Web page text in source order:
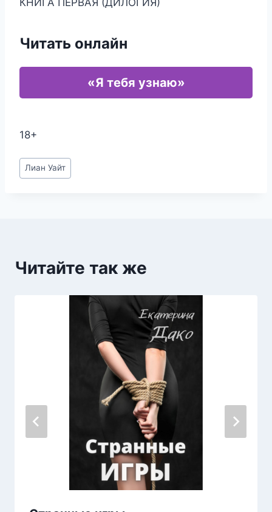
КНИГА ПЕРВАЯ (ДИЛОГИЯ)
Читать онлайн
«Я тебя узнаю»
18+
Метки
записи:
Лиан Уайт
Читайте так же